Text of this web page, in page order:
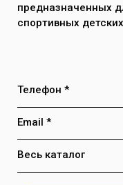
предназначенных
спортивных
Телефон *
Email *
Весь каталог